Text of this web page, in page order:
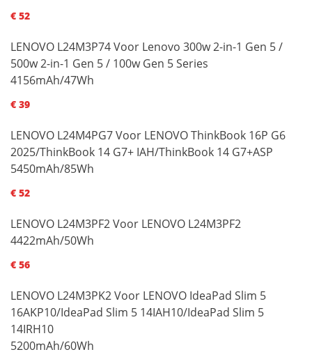
€ 52
LENOVO L24M3P74 Voor Lenovo 300w 2-in-1 Gen 5 /
500w 2-in-1 Gen 5 / 100w Gen 5 Series
4156mAh/47Wh
€ 39
LENOVO L24M4PG7 Voor LENOVO ThinkBook 16P G6
2025/ThinkBook 14 G7+ IAH/ThinkBook 14 G7+ASP
5450mAh/85Wh
€ 52
LENOVO L24M3PF2 Voor LENOVO L24M3PF2
4422mAh/50Wh
€ 56
LENOVO L24M3PK2 Voor LENOVO IdeaPad Slim 5
16AKP10/IdeaPad Slim 5 14IAH10/IdeaPad Slim 5
14IRH10
5200mAh/60Wh